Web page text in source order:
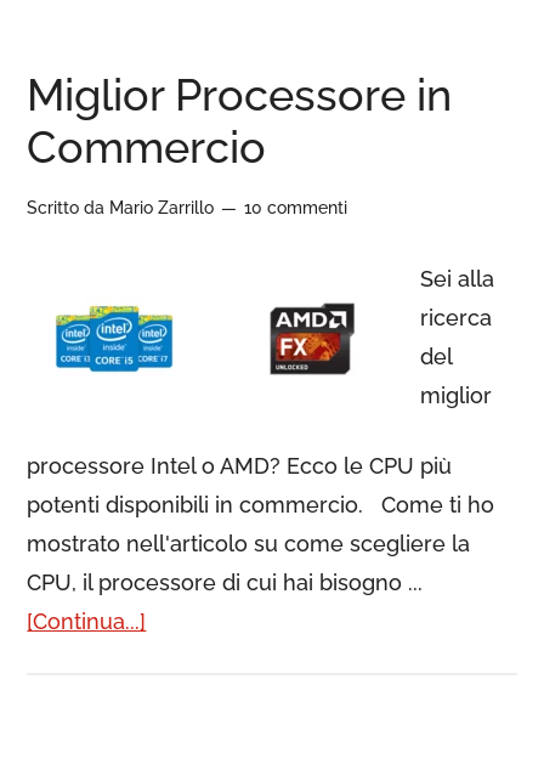
Miglior Processore in
Commercio
Scritto da Mario Zarrillo 10 commenti
Sei alla
ricerca
del
miglior
processore Intel o AMD? Ecco le CPU più
potenti disponibili in commercio. Come ti ho
mostrato nell'articolo su come scegliere la
CPU, il processore di cui hai bisogno ...
[Continua...]